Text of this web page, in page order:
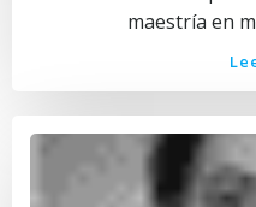
maestría en